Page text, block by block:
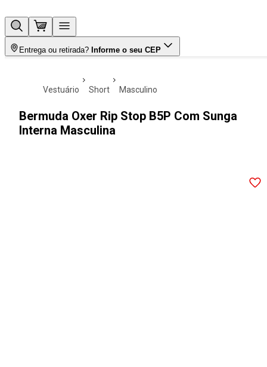
Entrega ou retirada? Informe o seu CEP
vestuário short masculino
Bermuda Oxer Rip Stop B5P Com Sunga
Interna Masculina